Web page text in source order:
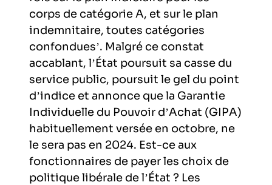
corps de catégorie A, et sur le plan
indemnitaire, toutes catégories
confondues’. Malgré ce constat
accablant, l’État poursuit sa casse du
service public, poursuit le gel du point
d’indice et annonce que la Garantie
Individuelle du Pouvoir d’Achat (GIPA)
habituellement versée en octobre, ne
le sera pas en 2024. Est-ce aux
fonctionnaires de payer les choix de
politique libérale de l’État ? Les